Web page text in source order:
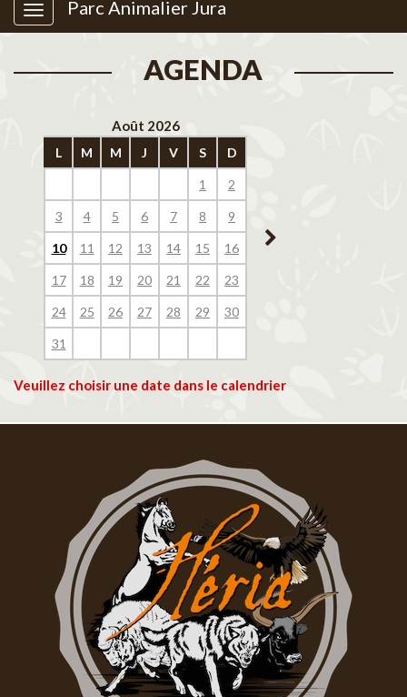
Parc Animalier Jura
AGENDA
Août 2026
L M M J V S D
1 2
3 4 5 6 7 8 9
10 11 12 13 14 15 16
17 18 19 20 21 22 23
24 25 26 27 28 29 30
31
14
Veuillez choisir une date dans le calendrier